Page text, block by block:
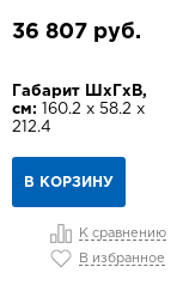
36 807 руб.
Габарит ШхГхВ,
см: 160.2 х 58.2 х
212.4
В КОРЗИНУ
К сравнению
В избранное